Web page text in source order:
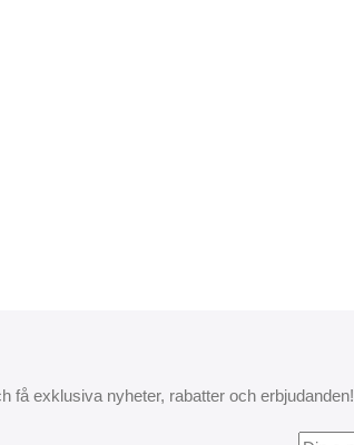
få exklusiva nyheter, rabatter och erbjudanden!